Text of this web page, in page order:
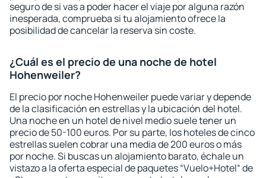
seguro de si vas a poder hacer el viaje por alguna razón
inesperada, comprueba si tu alojamiento ofrece la
posibilidad de cancelar la reserva sin coste.
¿Cuál es el precio de una noche de hotel
Hohenweiler?
El precio por noche Hohenweiler puede variar y depende
de la clasificación en estrellas y la ubicación del hotel.
Una noche en un hotel de nivel medio suele tener un
precio de 50-100 euros. Por su parte, los hoteles de cinco
estrellas suelen cobrar una media de 200 euros o más
por noche. Si buscas un alojamiento barato, échale un
vistazo a la oferta especial de paquetes “Vuelo+Hotel“ de